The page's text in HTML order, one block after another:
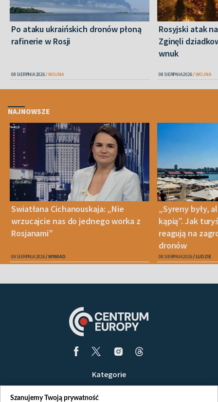
Po ataku ukraińskich dronów płoną
rafinerie w Rosji
08 SIERPNIA 2026 WOJNA
Rosyjski atak
Zginęli
wnuk
08 SIERPNIA 2026 WOJNA
NAJNOWSZE
Swiatłana Cichanouskaja: „Nie
wrzucajcie nas do jednego worka z
Rosjanami”
09 SIERPNIA 2026 WYWIAD
„Syreny były,
kąpią”. Jak
reagują na
dronów
08 SIERPNIA 2026 LUDZIE
Kategorie
Szanujemy Twoją prywatność